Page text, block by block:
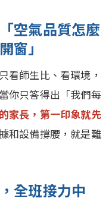
空氣品質怎麼
窗」
看師生比、看環境，
你只答得出「我們每
家長，第一印象就先
和設備撐腰，就是難
全班接力中